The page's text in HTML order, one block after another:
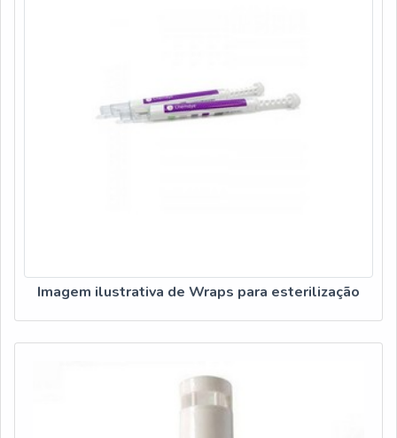
Imagem ilustrativa de Wraps para esterilização